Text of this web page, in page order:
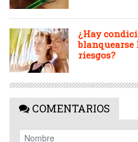
¿Hay
blanquearse
riesgos?
COMENTARIOS